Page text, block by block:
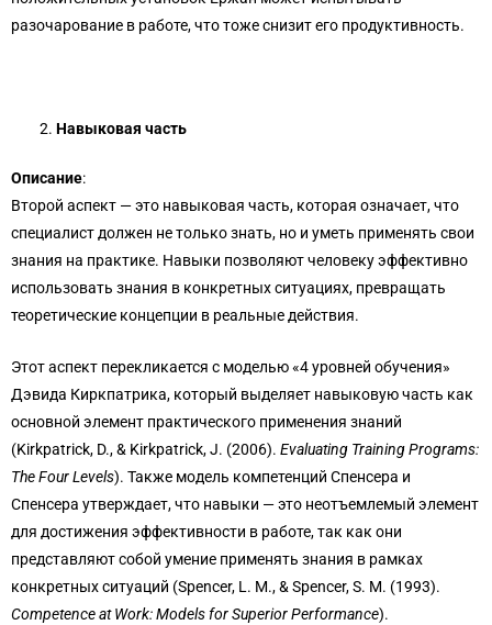
разочарование в работе, что тоже снизит его продуктивность.
Навыковая часть
Описание:
Второй аспект — это навыковая часть, которая означает, что
специалист должен не только знать, но и уметь применять свои
знания на практике. Навыки позволяют человеку эффективно
использовать знания в конкретных ситуациях, превращать
теоретические концепции в реальные действия.
Этот аспект перекликается с моделью «4 уровней обучения»
Дэвида Киркпатрика, который выделяет навыковую часть как
основной элемент практического применения знаний
(Kirkpatrick, D., & Kirkpatrick, J. (2006). Evaluating Training Programs:
The Four Levels). Также модель компетенций Спенсера и
Спенсера утверждает, что навыки — это неотъемлемый элемент
для достижения эффективности в работе, так как они
представляют собой умение применять знания в рамках
конкретных ситуаций (Spencer, L. M., & Spencer, S. M. (1993).
Competence at Work: Models for Superior Performance).